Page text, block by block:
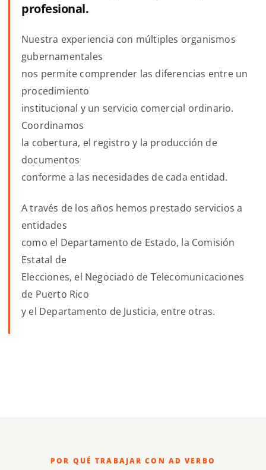
profesional.
Nuestra experiencia con múltiples organismos
gubernamentales
nos permite comprender las diferencias entre un
procedimiento
institucional y un servicio comercial ordinario.
Coordinamos
la cobertura, el registro y la producción de
documentos
conforme a las necesidades de cada entidad.
A través de los años hemos prestado servicios a
entidades
como el Departamento de Estado, la Comisión
Estatal de
Elecciones, el Negociado de Telecomunicaciones
de Puerto Rico
y el Departamento de Justicia, entre otras.
POR QUÉ TRABAJAR CON AD VERBO